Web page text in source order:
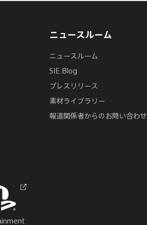
ニュースルーム
ニュースルーム
SIE.Blog
プレスリリース
素材ライブラリー
報道関係者からのお問い合わせ